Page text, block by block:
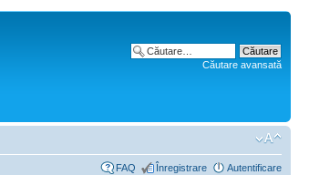
Căutare avansată
FAQ Înregistrare Autentificare